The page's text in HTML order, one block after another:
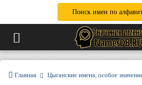
Поиск имен по
Главная Цыганские имена, особое